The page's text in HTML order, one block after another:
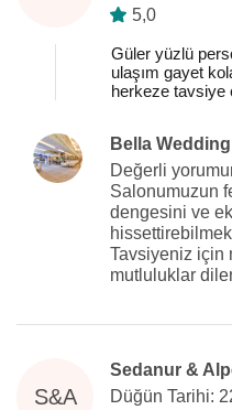
5,0
Güler yüzlü
ulaşım gayet
herkeze tavsiye
Bella
Değerli
Salonumuzun
dengesini ve
Tavsiyeniz için
mutluluklar
S&A
Sedanur &
Düğün Tarihi: